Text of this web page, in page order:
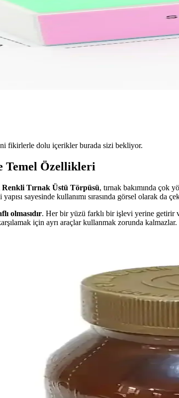
fikirlerle dolu içerikler burada sizi bekliyor.
Temel Özellikleri
Renkli Tırnak Üstü Törpüsü, tırnak bakımında çok
sayesinde kullanımı sırasında görsel olarak da
olmasıdır. Her bir yüzü farklı bir işlevi yerine getirir
için ayrı araçlar kullanmak zorunda kalmazlar.
Edilmesi Gerekenler Rehberi
tırnaklarınızda uzun süre dayanıklı ve şık
Tırnak Silme Bezi Kullanıcı
silme bezi, hijyen ve pratiklik sağlayan tüy
Estetik ve Sağlıklı Tırnaklar İçin
ve sağlık açısından ideal çözümler sunar. Uygulama
ve Uzun Süreli Şıklık Sağlayan